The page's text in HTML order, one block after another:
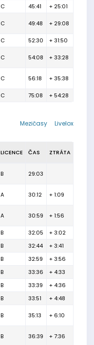
C 45:41 + 25:01
C 49:48 + 29:08
C 52:30 + 31:50
C 54:08 + 33:28
C 56:18 + 35:38
C 75:08 + 54:28
Livelox
Mezičasy
LICENCE ČAS ZTRÁTA
B 29:03
A 30:12 + 1:09
A 30:59 + 1:56
B 32:05
+ 3:02
B 32:44
+ 3:41
B 32:59
+ 3:56
B 33:36
+ 4:33
B 33:39
+ 4:36
B 33:51 + 4:48
B 35:13 + 6:10
B 36:39 + 7:36